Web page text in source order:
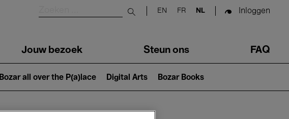
Submit search
EN FR NL Inloggen
Jouw bezoek Steun ons FAQ
Bozar all over the P(a)lace Digital Arts Bozar Books